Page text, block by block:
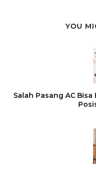
YOU
Salah Pasang AC